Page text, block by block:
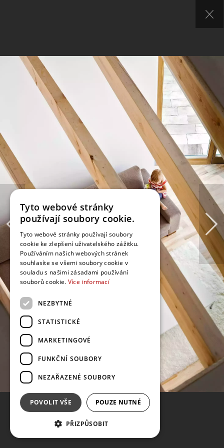
Tyto webové stránky
používají soubory cookie.
Tyto webové stránky používají soubory
cookie ke zlepšení uživatelského zážitku.
Používáním našich webových stránek
souhlasíte se všemi soubory cookie v
souladu s našimi zásadami používání
souborů cookie. Více informací
NEZBYTNÉ
STATISTICKÉ
MARKETINGOVÉ
FUNKČNÍ SOUBORY
NEZAŘAZENÉ SOUBORY
POVOLIT VŠE POUZE NUTNÉ
PŘIZPŮSOBIT